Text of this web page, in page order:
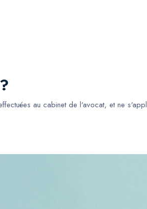
au cabinet de l'avocat, et ne